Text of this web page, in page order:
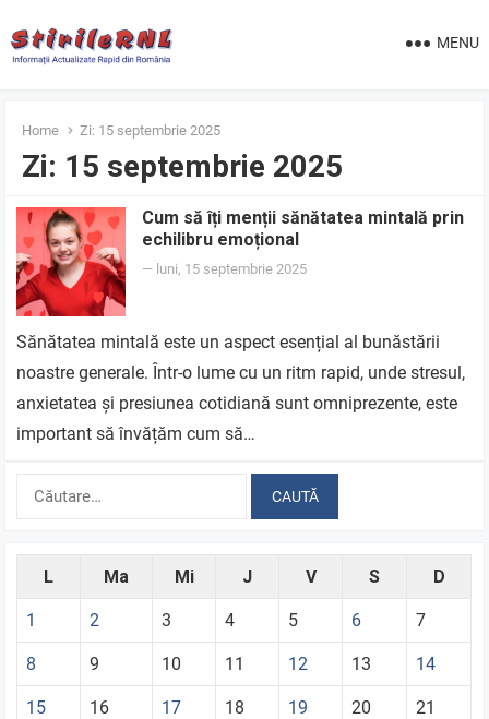
MENU
Home Zi: 15 septembrie 2025
Zi: 15 septembrie 2025
Cum să îți menții sănătatea mintală prin
echilibru emoțional
— luni, 15 septembrie 2025
Sănătatea mintală este un aspect esențial al bunăstării
noastre generale. Într-o lume cu un ritm rapid, unde stresul,
anxietatea și presiunea cotidiană sunt omniprezente, este
important să învățăm cum să…
Caută
L Ma Mi J V S D
1 2 3 4 5 6 7
8 9 10 11 12 13 14
15 16 17 18 19 20 21